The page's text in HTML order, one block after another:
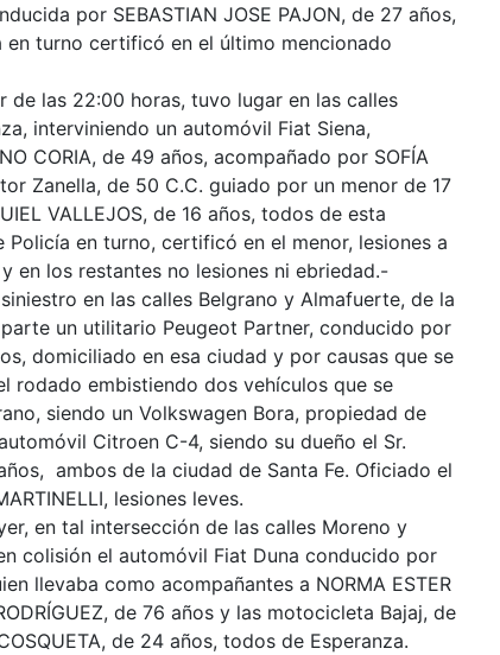
por SEBASTIAN JOSE PAJON, de 27 años,
turno certificó en el último mencionado
de las 22:00 horas, tuvo lugar en las calles
interviniendo un automóvil Fiat Siena,
CORIA, de 49 años, acompañado por SOFÍA
Zanella, de 50 C.C. guiado por un menor de 17
VALLEJOS, de 16 años, todos de esta
en turno, certificó en el menor, lesiones a
en los restantes no lesiones ni ebriedad.-
en las calles Belgrano y Almafuerte, de la
un utilitario Peugeot Partner, conducido por
domiciliado en esa ciudad y por causas que se
rodado embistiendo dos vehículos que se
siendo un Volkswagen Bora, propiedad de
Citroen C-4, siendo su dueño el Sr.
años, ambos de la ciudad de Santa Fe. Oficiado el
lesiones leves.
en tal intersección de las calles Moreno y
colisión el automóvil Fiat Duna conducido por
llevaba como acompañantes a NORMA ESTER
de 76 años y las motocicleta Bajaj, de
de 24 años, todos de Esperanza.